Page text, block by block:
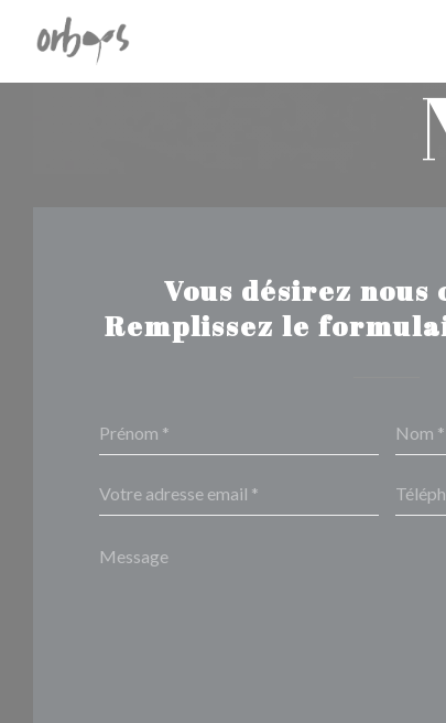
Personnalisation de vos choix en matière de cookies
Vous désirez nous
Remplissez le